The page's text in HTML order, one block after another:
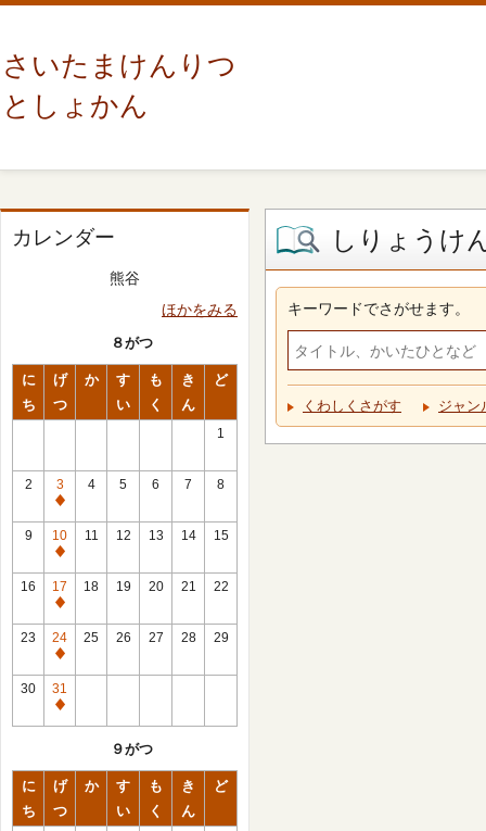
さいたまけんりつ
としょかん
カレンダー
熊谷
ほかをみる
８がつ
に
ち
げ
つ
か
す
い
も
く
き
ん
ど
1
2
3
休
館
日
4 5 6 7 8
9
10
休
館
日
11 12 13 14 15
16
17
休
館
日
18 19 20 21 22
23
24
休
館
日
25 26 27 28 29
30
31
休
９がつ
に
ち
げ
つ
か
す
い
も
く
き
ん
ど
しりょうけ
キーワードでさがせます。
くわしくさがす ジャン